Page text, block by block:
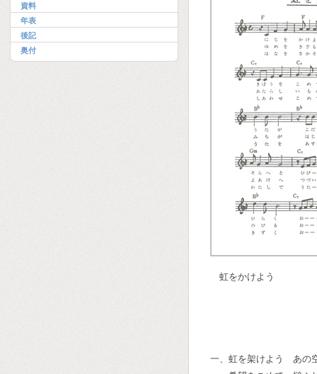
資料
年表
後記
奥付
虹をかけよう
一、虹を架けよう あの